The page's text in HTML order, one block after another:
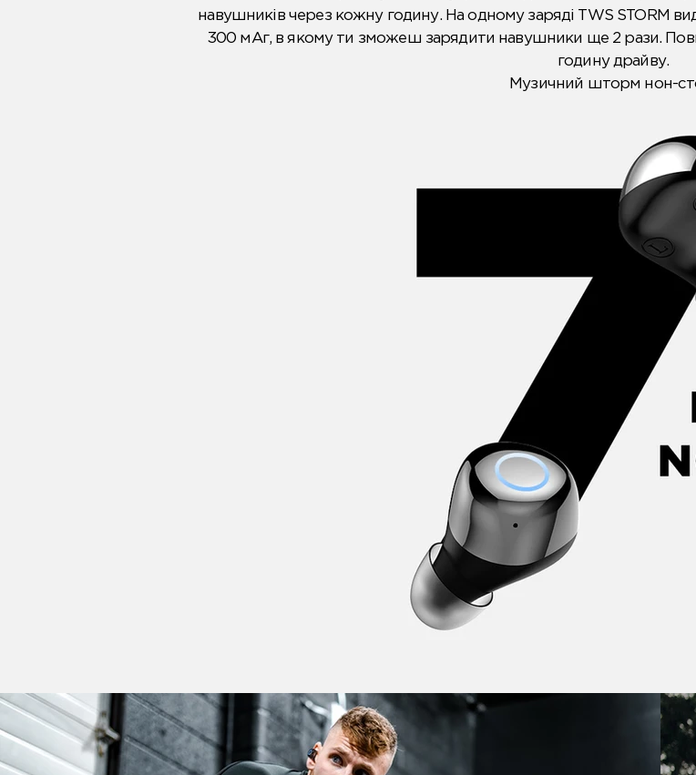
навушників через кожну годину. На одному заряді TWS STORM
300 мАг, в якому ти зможеш зарядити навушники ще 2 рази.
годину драйву.
Музичний шторм нон-